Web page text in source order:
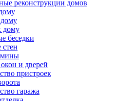
реконструкции домов
дому
беседки
стен
и дверей
пристроек
гаража